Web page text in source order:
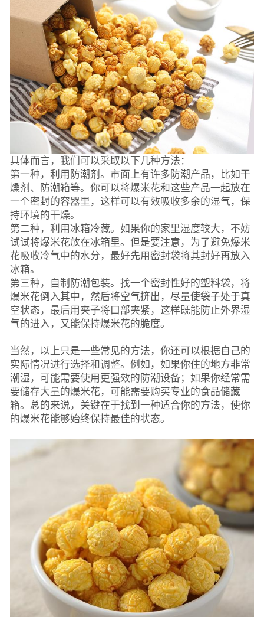
具体而言，我们可以采取以下几种方法：
第一种，利用防潮剂。市面上有许多防潮产品，比如干
燥剂、防潮箱等。你可以将爆米花和这些产品一起放在
一个密封的容器里，这样可以有效吸收多余的湿气，保
持环境的干燥。
第二种，利用冰箱冷藏。如果你的家里湿度较大，不妨
试试将爆米花放在冰箱里。但是要注意，为了避免爆米
花吸收冷气中的水分，最好先用密封袋将其封好再放入
冰箱。
第三种，自制防潮包装。找一个密封性好的塑料袋，将
爆米花倒入其中，然后将空气挤出，尽量使袋子处于真
空状态，最后用夹子将口部夹紧，这样既能防止外界湿
气的进入，又能保持爆米花的脆度。
当然，以上只是一些常见的方法，你还可以根据自己的
实际情况进行选择和调整。例如，如果你住的地方非常
潮湿，可能需要使用更强效的防潮设备；如果你经常需
要储存大量的爆米花，可能需要购买专业的食品储藏
箱。总的来说，关键在于找到一种适合你的方法，使你
的爆米花能够始终保持最佳的状态。